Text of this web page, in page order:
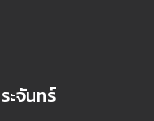
ะจันทร์